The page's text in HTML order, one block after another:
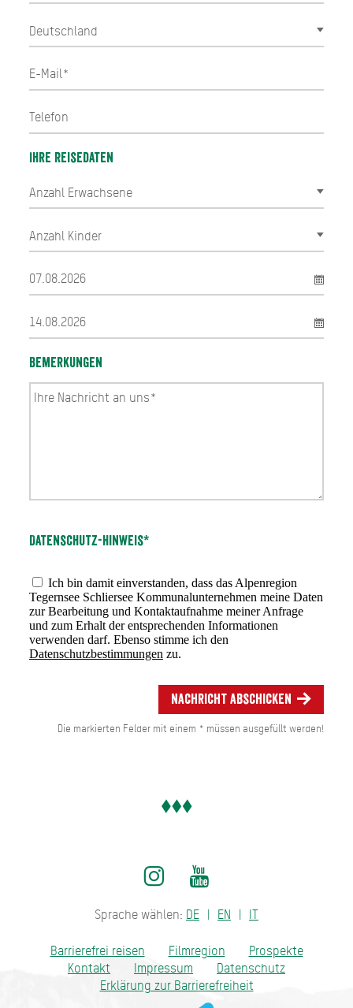
Ihre Reisedaten
Bemerkungen
Datenschutz-Hinweis*
Ich bin damit einverstanden, dass das Alpenregion
Tegernsee Schliersee Kommunalunternehmen meine Daten
zur Bearbeitung und Kontaktaufnahme meiner Anfrage
und zum Erhalt der entsprechenden Informationen
verwenden darf. Ebenso stimme ich den
Datenschutzbestimmungen zu.
Nachricht abschicken
Die markierten Felder mit einem * müssen ausgefüllt werden!
Sprache wählen: DE EN IT
Barrierefrei reisen Filmregion
Prospekte
Kontakt
Impressum
Datenschutz
Erklärung zur Barrierefreiheit